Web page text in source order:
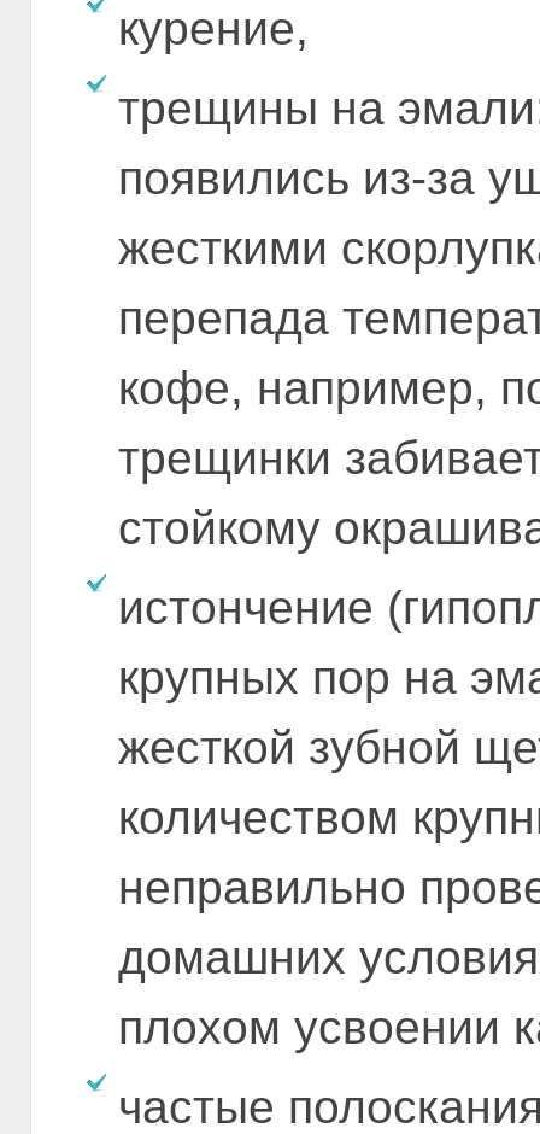
курение,
трещины на
появились из-за
жесткими
перепада
кофе, например,
трещинки
стойкому
истончение
крупных пор на
жесткой зубной
количеством
неправильно
домашних
плохом усвоении
частые